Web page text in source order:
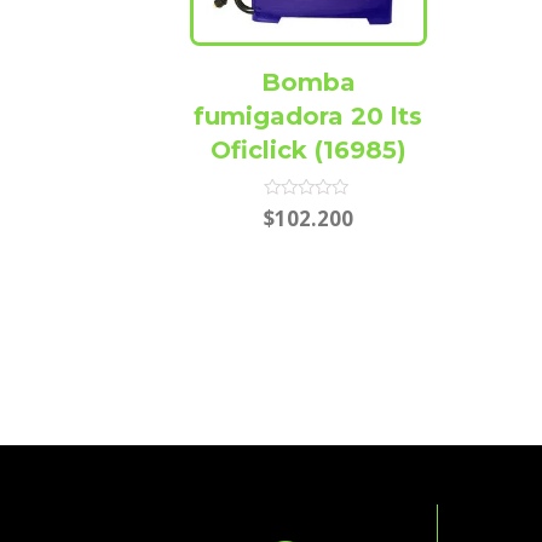
Bomba
fumigadora 20 lts
Oficlick (16985)
Rated
0
$102.200